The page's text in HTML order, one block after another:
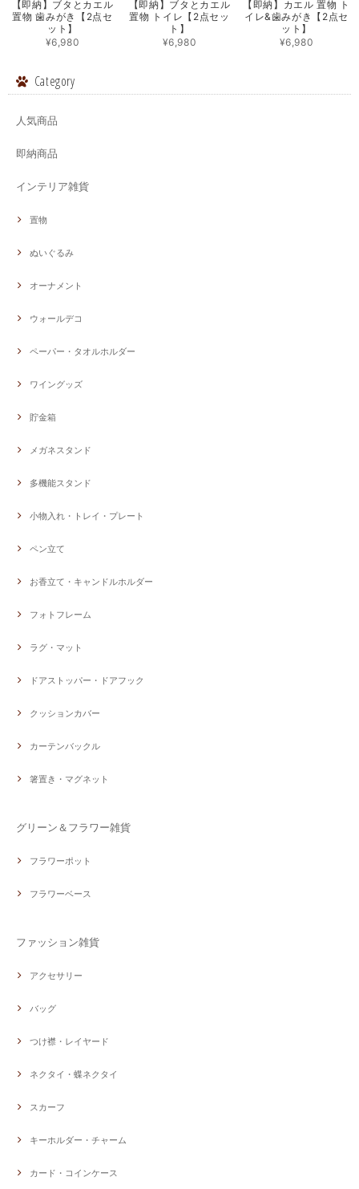
【即納】ブタとカエル
置物 歯みがき【2点セ
ット】
¥6,980
【即納】ブタとカエル
置物 トイレ【2点セッ
ト】
¥6,980
【即納】カエル 置物 ト
イレ&歯みがき【2点セ
ット】
¥6,980
Category
人気商品
即納商品
インテリア雑貨
置物
ぬいぐるみ
オーナメント
ウォールデコ
ペーパー・タオルホルダー
ワイングッズ
貯金箱
メガネスタンド
多機能スタンド
小物入れ・トレイ・プレート
ペン立て
お香立て・キャンドルホルダー
フォトフレーム
ラグ・マット
ドアストッパー・ドアフック
クッションカバー
カーテンバックル
箸置き・マグネット
グリーン＆フラワー雑貨
フラワーポット
フラワーベース
ファッション雑貨
アクセサリー
バッグ
つけ襟・レイヤード
ネクタイ・蝶ネクタイ
スカーフ
キーホルダー・チャーム
カード・コインケース